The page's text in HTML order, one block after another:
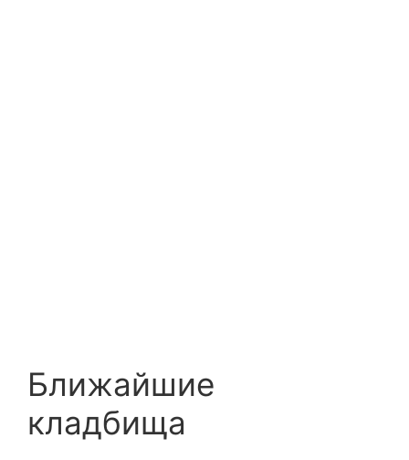
Ближайшие
кладбища